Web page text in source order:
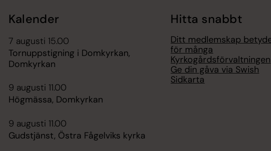
Kalender
7 augusti 15.00
Tornuppstigning i Domkyrkan,
Domkyrkan
9 augusti 11.00
Högmässa, Domkyrkan
9 augusti 11.00
Gudstjänst, Östra Fågelviks kyrka
Hitta snabbt
Ditt medlemskap
för många
Kyrkogårdsförvaltningen
Ge din gåva via Swish
Sidkarta